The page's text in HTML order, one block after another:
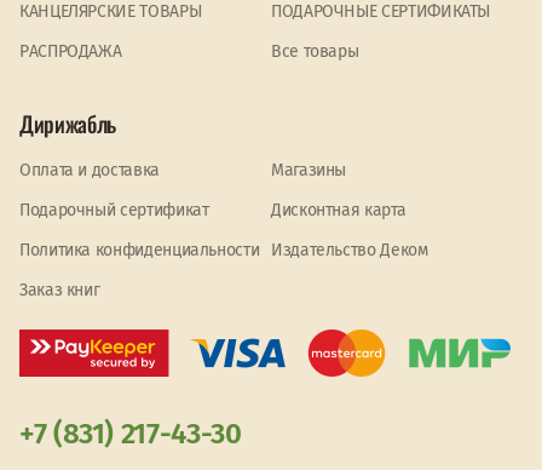
КАНЦЕЛЯРСКИЕ ТОВАРЫ
ПОДАРОЧНЫЕ СЕРТИФИКАТЫ
PАСПРОДАЖА
Все товары
Дирижабль
Оплата и доставка
Магазины
Подарочный сертификат
Дисконтная карта
Политика конфиденциальности
Издательство Деком
Заказ книг
+7 (831) 217-43-30